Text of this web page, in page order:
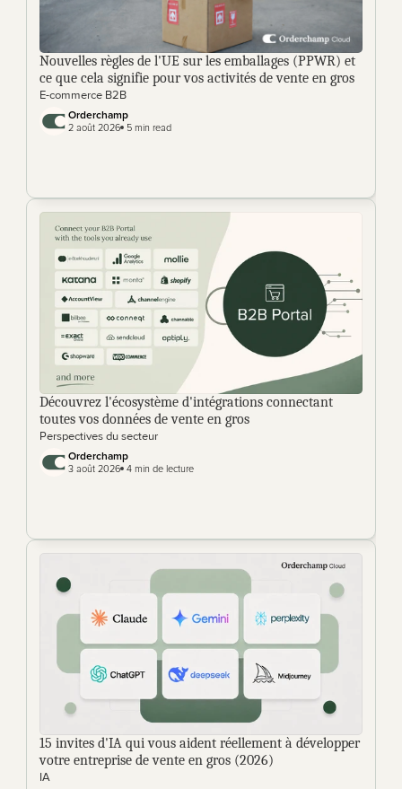
Nouvelles règles de l'UE sur les emballages (PPWR) et
ce que cela signifie pour vos activités de vente en gros
E-commerce B2B
Orderchamp
2 août 2026 5 min read
Découvrez l'écosystème d'intégrations connectant
toutes vos données de vente en gros
Perspectives du secteur
Orderchamp
3 août 2026 4 min de lecture
15 invites d'IA qui vous aident réellement à développer
votre entreprise de vente en gros (2026)
IA